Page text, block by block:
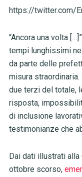
https://twitter.com/
“Ancora una volta […]”
tempi lunghissimi
da parte delle
misura
due terzi del totale,
risposta,
di inclusione
testimonianze che
Dai dati illustrati
ottobre scorso,